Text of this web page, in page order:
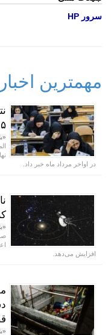
سرور HP
مهمترین
۱۴۰۵
در اواخر مرداد ماه خبر داد.
افزایش می‌دهد.